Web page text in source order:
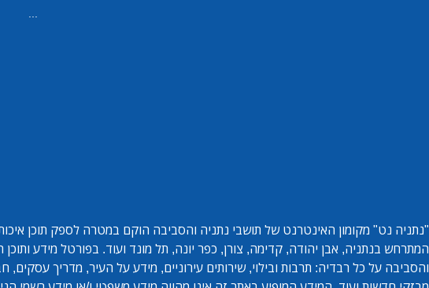
...
"נתניה נט" מקומון האינטרנט של תושבי נתניה והסביבה הוקם במטרה לספק תוכן
המתרחש בנתניה, אבן יהודה, קדימה, צורן, כפר יונה, תל מונד ועוד. בפורטל מידע
והסביבה על כל רבדיה: תרבות ובילוי, שירותים עירוניים, מידע על העיר, מדריך עסקים,